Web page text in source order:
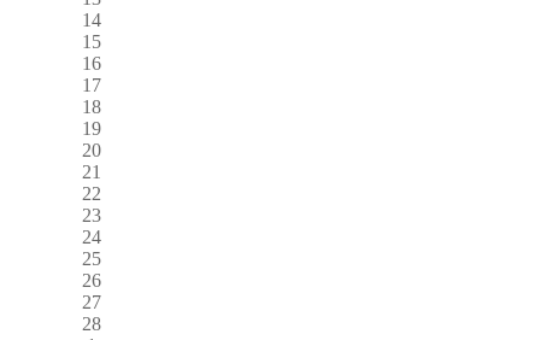
14
15
16
17
18
19
20
21
22
23
24
25
26
27
28